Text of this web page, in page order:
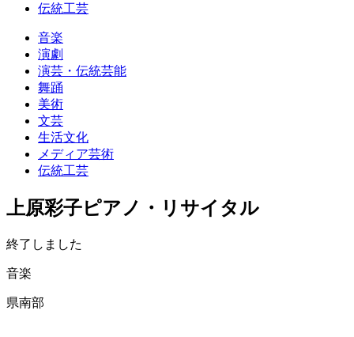
伝統工芸
音楽
演劇
演芸・伝統芸能
舞踊
美術
文芸
生活文化
メディア芸術
伝統工芸
上原彩子ピアノ・リサイタル
終了しました
音楽
県南部